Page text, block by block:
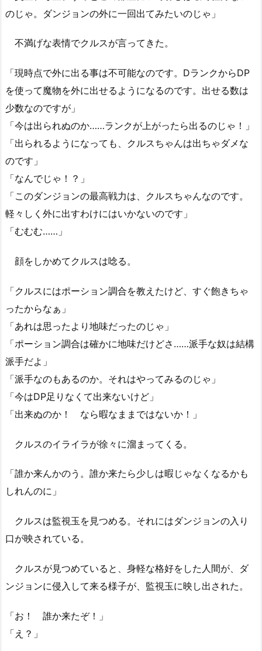
のじゃ。ダンジョンの外に一回出てみたいのじゃ」
不満げな表情でクルスが言ってきた。
「現時点で外に出る事は不可能なのです。DランクからDP
を使って魔物を外に出せるようになるのです。出せる数は
少数なのですが」
「今は出られぬのか……ランクが上がったら出るのじゃ！」
「出られるようになっても、クルスちゃんは出ちゃダメな
のです」
「なんでじゃ！？」
「このダンジョンの最高戦力は、クルスちゃんなのです。
軽々しく外に出すわけにはいかないのです」
「むむむ……」
顔をしかめてクルスは唸る。
「クルスにはポーション調合を教えたけど、すぐ飽きちゃ
ったからなぁ」
「あれは思ったより地味だったのじゃ」
「ポーション調合は確かに地味だけどさ……派手な奴は結構
派手だよ」
「派手なのもあるのか。それはやってみるのじゃ」
「今はDP足りなくて出来ないけど」
「出来ぬのか！ なら暇なままではないか！」
クルスのイライラが徐々に溜まってくる。
「誰か来んかのう。誰か来たら少しは暇じゃなくなるかも
しれんのに」
クルスは監視玉を見つめる。それにはダンジョンの入り
口が映されている。
クルスが見つめていると、身軽な格好をした人間が、ダ
ンジョンに侵入して来る様子が、監視玉に映し出された。
「お！ 誰か来たぞ！」
「え？」